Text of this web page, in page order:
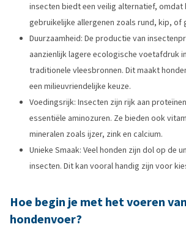
insecten biedt een veilig alternatief, omdat
gebruikelijke allergenen zoals rund, kip, of
Duurzaamheid: De productie van
aanzienlijk lagere ecologische voetafdruk
traditionele vleesbronnen. Dit maakt
een milieuvriendelijke keuze.
Voedingsrijk: Insecten zijn rijk aan
essentiële aminozuren. Ze bieden ook
mineralen zoals ijzer, zink en calcium.
Unieke Smaak: Veel honden zijn dol op de
insecten. Dit kan vooral handig zijn voor
Hoe begin je met het voeren
hondenvoer?